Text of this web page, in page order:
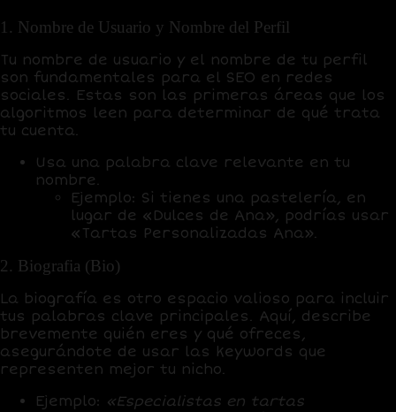
1. Nombre de Usuario y Nombre del Perfil
Tu nombre de usuario y el nombre de tu perfil
son fundamentales para el SEO en redes
sociales. Estas son las primeras áreas que los
algoritmos leen para determinar de qué trata
tu cuenta.
Usa una palabra clave relevante en tu
nombre.
Ejemplo: Si tienes una pastelería, en
lugar de «Dulces de Ana», podrías usar
«Tartas Personalizadas Ana».
2. Biografia (Bio)
La biografía es otro espacio valioso para incluir
tus palabras clave principales. Aquí, describe
brevemente quién eres y qué ofreces,
asegurándote de usar las keywords que
representen mejor tu nicho.
Ejemplo: «Especialistas en tartas